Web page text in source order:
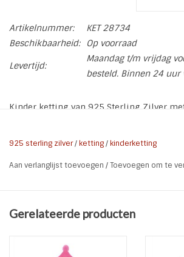
Artikelnummer:
KET 28734
Beschikbaarheid:
Op voorraad
Levertijd:
Maandag t/m vrijdag
besteld. Binnen 24 uur
Kinder ketting van 925 Sterling Zilver
* Soort: Kinder ketting
* Ketting dikte: 1 mm
925 sterling zilver/ ketting/ kinderketting
Aan verlanglijst toevoegen /Toevoegen om te
Gerelateerde producten